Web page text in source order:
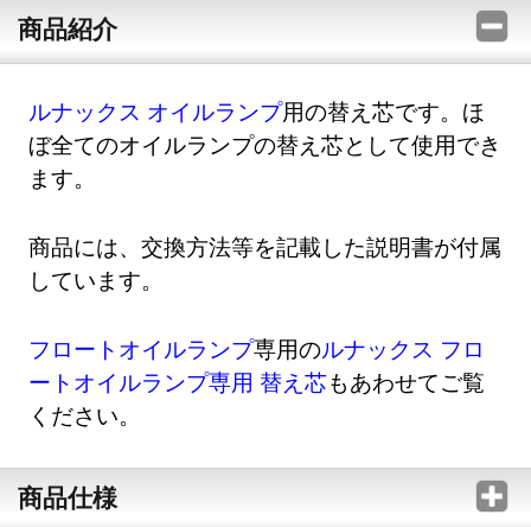
商品紹介
ルナックス オイルランプ用の替え芯です。ほ
ぼ全てのオイルランプの替え芯として使用でき
ます。
商品には、交換方法等を記載した説明書が付属
しています。
フロートオイルランプ専用のルナックス フロ
ートオイルランプ専用 替え芯もあわせてご覧
ください。
商品仕様